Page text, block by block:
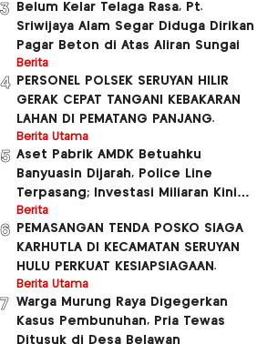
Belum Kelar Telaga Rasa, Pt.
Sriwijaya Alam Segar Diduga Dirikan
Pagar Beton di Atas Aliran Sungai
Berita
PERSONEL POLSEK SERUYAN HILIR
GERAK CEPAT TANGANI KEBAKARAN
LAHAN DI PEMATANG PANJANG.
Berita Utama
Aset Pabrik AMDK Betuahku
Banyuasin Dijarah, Police Line
Terpasang; Investasi Miliaran Kini
Dipertanyakan
Berita
PEMASANGAN TENDA POSKO SIAGA
KARHUTLA DI KECAMATAN SERUYAN
HULU PERKUAT KESIAPSIAGAAN.
Berita Utama
Warga Murung Raya Digegerkan
Kasus Pembunuhan, Pria Tewas
Ditusuk di Desa Belawan